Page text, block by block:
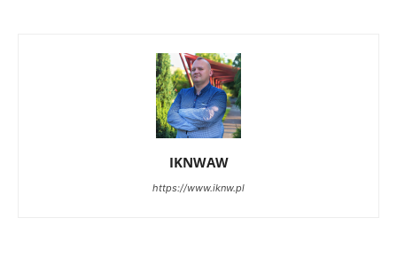
IKNWAW
https://www.iknw.pl